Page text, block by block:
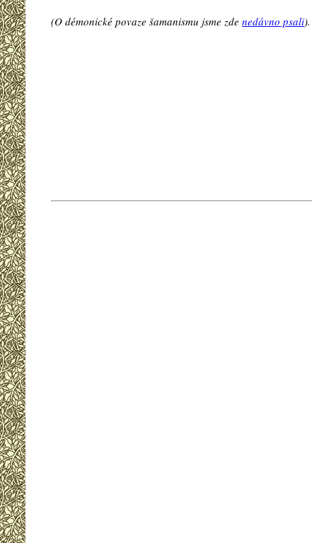
(O démonické povaze šamanismu jsme zde nedávno psali).